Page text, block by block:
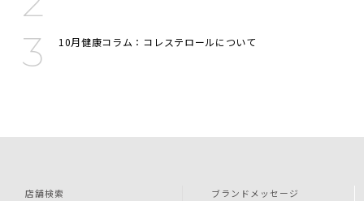
10月健康コラム：コレステロールについて
店舗検索 ブランドメッセージ